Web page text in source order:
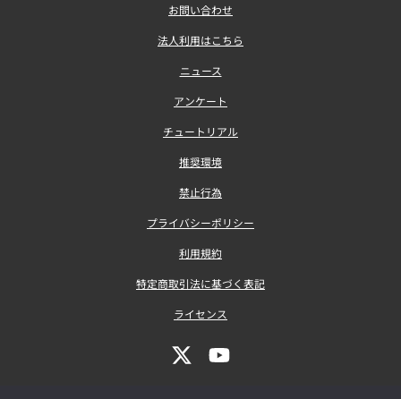
お問い合わせ
法人利用はこちら
ニュース
アンケート
チュートリアル
推奨環境
禁止行為
プライバシーポリシー
利用規約
特定商取引法に基づく表記
ライセンス